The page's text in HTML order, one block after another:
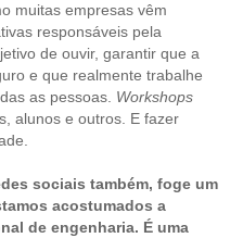
muitas empresas vêm
responsáveis pela
de ouvir, garantir que a
e que realmente trabalhe
as pessoas. Workshops
alunos e outros. E fazer
sociais também, foge um
acostumados a
de engenharia. É uma